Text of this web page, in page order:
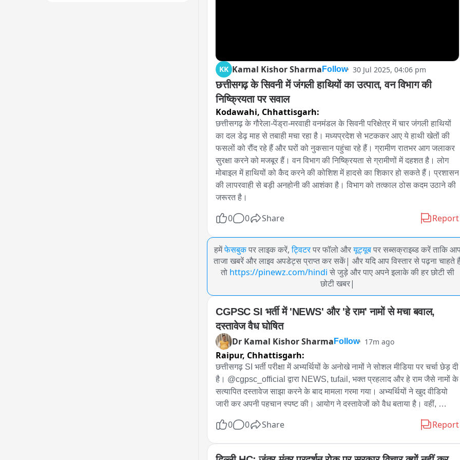
KK Kamal Kishor Sharma Follow 30 Jul 2025, 04:06 pm
छत्तीसगढ़ के सिवनी में जंगली हाथियों का उत्पात, वन विभाग की
निष्क्रियता पर सवाल
Kodawahi, Chhattisgarh:
छत्तीसगढ़ के गौरेला-पेंड्रा-मरवाही वनमंडल के सिवनी परिक्षेत्र में चार जंगली हाथियों
का दल डेढ़ माह से तबाही मचा रहा है। मध्यप्रदेश से भटककर आए ये हाथी खेतों की
फसलों को रौंद रहे हैं और घरों को नुकसान पहुंचा रहे हैं। ग्रामीण रातभर आग जलाकर
सुरक्षा करने को मजबूर हैं। वन विभाग की निष्क्रियता से ग्रामीणों में दहशत है। लोग
मोबाइल में हाथियों को कैद करने की कोशिश में हादसे का शिकार हो सकते हैं। प्रशासन
की लापरवाही से बड़ी अनहोनी की आशंका है। विभाग को तत्काल ठोस कदम उठाने की
जरूरत है।
0 0 Share Report
हमेंफेसबुक पर लाइक करें, ट्विटर पर फॉलो औरयूट्यूब पर सब्सक्राइब्ड करें ताकि
ताजा खबरें और लाइव अपडेट्स प्राप्त कर सकें| और यदि आप विस्तार से पढ़ना चाहते
तो https://pinewz.com/hindi से जुड़े और पाए अपने इलाके की हर छोटी सी
छोटी खबर|
CGPSC SI भर्ती में 'NEWS' और 'हे राम' नामों से मचा बवाल,
दस्तावेज वैध घोषित
Dr Kamal Kishor Sharma Follow 17m ago
Raipur, Chhattisgarh:
छत्तीसगढ़ SI भर्ती परीक्षा में अभ्यर्थियों के अनोखे नामों ने सोशल मीडिया पर चर्चा छेड़ दी
है। @cgpsc_official द्वारा NEWS, tufail, भक्त प्रहलाद और हे राम जैसे नामों के
सत्यापित दस्तावेज साझा करने के बाद मामला गरमा गया। अभ्यर्थियों ने खुद वीडियो
जारी कर अपनी पहचान स्पष्ट की। आयोग ने दस्तावेजों को वैध बताया है। वहीं,
साथियों को अब मेंस की तैयारी के लिए शुभकामनाएं मिल रही हैं।
0 0 Share Report